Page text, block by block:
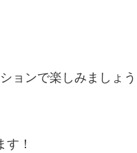
ョンで楽しみましょう
！